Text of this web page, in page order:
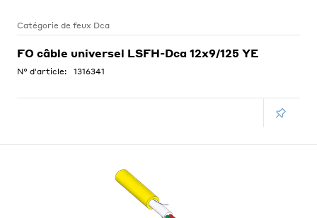
Catégorie de feux Dca
FO câble universel LSFH-Dca 12x9/125 YE
N° d'article: 1316341